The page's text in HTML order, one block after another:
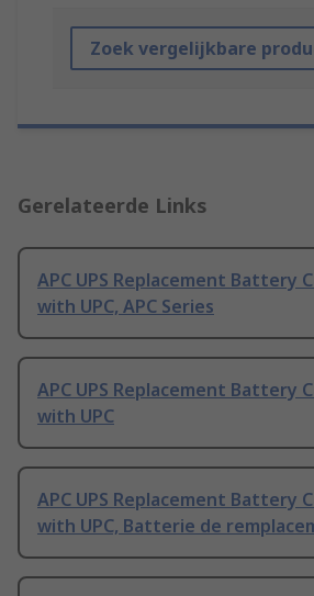
Zoek vergelijkbare
Gerelateerde Links
APC UPS Replacement Battery
with UPC, APC Series
APC UPS Replacement Battery
with UPC
APC UPS Replacement Battery
with UPC, Batterie de